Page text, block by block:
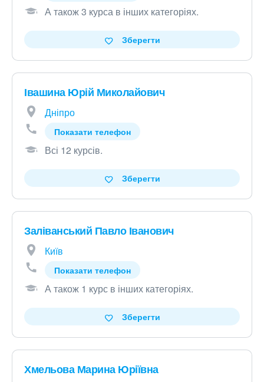
А також 3 курса в інших категоріях.
Зберегти
Івашина Юрій Миколайович
Дніпро
Показати телефон
Всі 12 курсів.
Зберегти
Заліванський Павло Іванович
Київ
Показати телефон
А також 1 курс в інших категоріях.
Зберегти
Хмельова Марина Юріївна